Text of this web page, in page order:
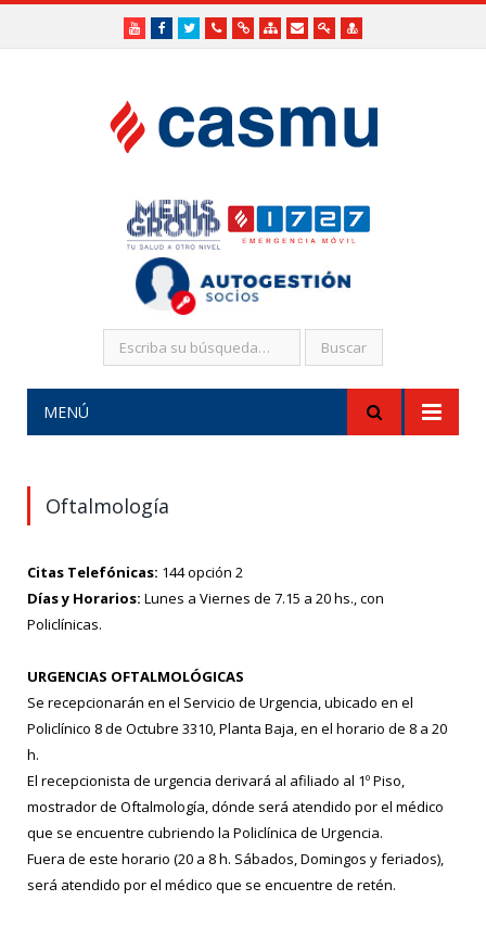
YoutubeFacebook
TwitterTeléfonos
EnlacesMapaFormularios
AccesoAcceso
MENÚ
Oftalmología
Citas Telefónicas: 144 opción 2
Días y Horarios: Lunes a Viernes de 7.15 a 20 hs., con
Policlínicas.
URGENCIAS OFTALMOLÓGICAS
Se recepcionarán en el Servicio de Urgencia, ubicado en el
Policlínico 8 de Octubre 3310, Planta Baja, en el horario de 8 a 20
h.
El recepcionista de urgencia derivará al afiliado al 1º Piso,
mostrador de Oftalmología, dónde será atendido por el médico
que se encuentre cubriendo la Policlínica de Urgencia.
Fuera de este horario (20 a 8 h. Sábados, Domingos y feriados),
será atendido por el médico que se encuentre de retén.